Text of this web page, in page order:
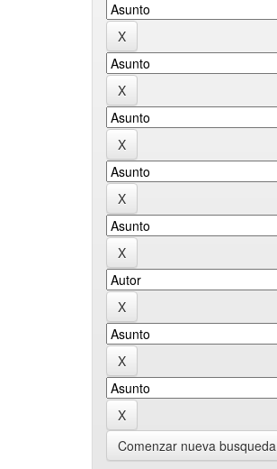
Comenzar nueva busqueda